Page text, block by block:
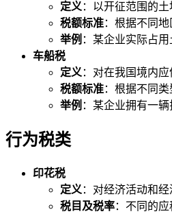
定义 ：以开征范围的
税额标准：根据不同
举例 ：某企业实际占
车船税
定义 ：对在我国境内
税额标准：根据不同
举例 ：某企业拥有一
行为税类
印花税
定义 ：对经济活动和
税目及税率：不同的